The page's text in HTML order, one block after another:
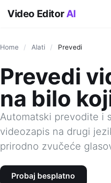
Video EditorAI
Home / Alati / Prevedi
Prevedi
na bilo
Automatski prevodite i
videozapis na drugi
prirodno zvučeće
Probaj besplatno